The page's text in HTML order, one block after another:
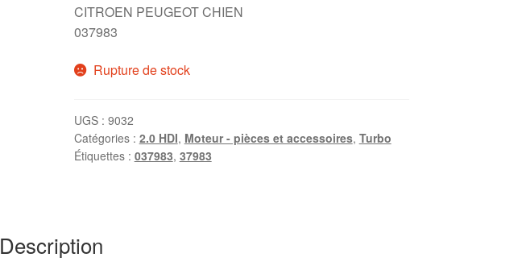
CITROEN PEUGEOT CHIEN
037983
Rupture de stock
UGS : 9032
Catégories : 2.0 HDI, Moteur - pièces et accessoires, Turbo
Étiquettes : 037983, 37983
Description